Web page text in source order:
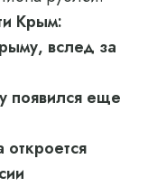
Крым:
вслед за
появился еще